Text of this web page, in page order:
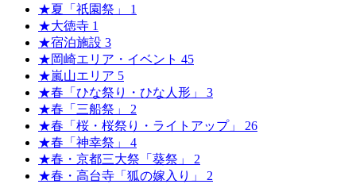
★夏「祇園祭」 1
★大徳寺 1
★宿泊施設 3
★岡崎エリア・イベント 45
★嵐山エリア 5
★春「ひな祭り・ひな人形」 3
★春「三船祭」 2
★春「桜・桜祭り・ライトアップ」 26
★春「神幸祭」 4
★春・京都三大祭「葵祭」 2
★春・高台寺「狐の嫁入り」 2